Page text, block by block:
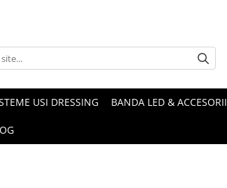
USI DRESSING BANDA LED & ACCESORII